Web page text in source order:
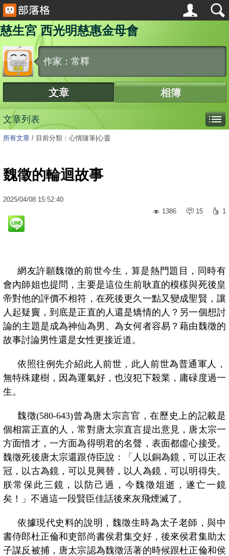
慈生宮 西光明慈惠金母會
作家：常釋
文章 相簿
文章列表
所有文章 / 目前分類：心情隨筆|心靈
魏徵的輪迴故事
2025/04/08 15:52:40
1386
15 1
網友許願魏徵的前世今生，算是熱門題目，同時有
會內師姐也提問，主要是這位生前耿直的模樣與死後皇
帝對他的評價不相符，在死後更久一點又變成聖賢，讓
人起疑竇，到底是正直的人還是矯情的人？另一個想討
論的主題是成為神仙為男、為女何者容易？藉由魏徵的
故事討論男性還是女性更接近道。
依照往例先介紹此人前世，此人前世為普通軍人，
無特殊建樹，因為運氣好，也沒犯下殺業，庸碌度過一
生。
魏徵(580-643)曾為唐太宗言官，在歷史上的記載是
個相當正直的人，常對唐太宗直言提出意見，唐太宗一
方面惜才，一方面為得明君的名聲，表面都虛心接受。
魏徵死後唐太宗還跟侍臣說：「人以銅為鏡，可以正衣
冠，以古為鏡，可以見興替，以人為鏡，可以明得失。
朕常保此三鏡，以防己過，今魏徵俎逝，遂亡一鏡
矣！」不過這一段賢臣佳話後來灰飛煙滅了。
依據現代史料的說明，魏徵生時為太子老師，與中
書侍郎杜正倫和吏部尚書侯君集交好，後來侯君集助太
子謀反被捕，唐太宗認為魏徵活著的時候跟杜正倫和侯